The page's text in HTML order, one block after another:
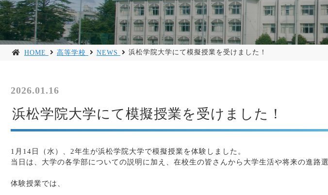
HOME 高等学校 NEWS 浜松学院大学にて模擬授業を受けました！
2026.01.16
浜松学院大学にて模擬授業を受けました！
1月14日（水）、2年生が浜松学院大学で模擬授業を体験しました。
当日は、大学の各学部についての説明に加え、在校生の皆さんから大学生活や将来の進路
体験授業では、